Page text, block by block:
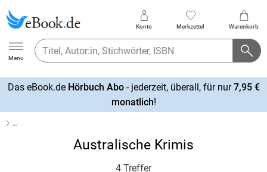
Ebook.de
Menu
Konto Merkzettel Warenkorb
Das eBook.de Hörbuch Abo- jederzeit, überall, für nur7,95 €
monatlich!
…
Australische Krimis
4 Treffer